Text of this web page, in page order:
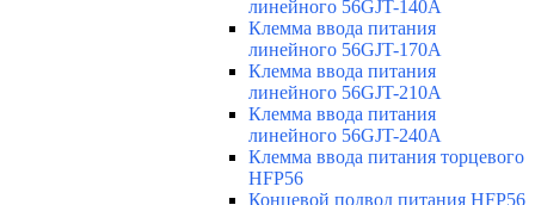
линейного 56GJT-140A
Клемма ввода питания
линейного 56GJT-170A
Клемма ввода питания
линейного 56GJT-210A
Клемма ввода питания
линейного 56GJT-240A
Клемма ввода питания торцевого
HFP56
Концевой подвод питания HFP56